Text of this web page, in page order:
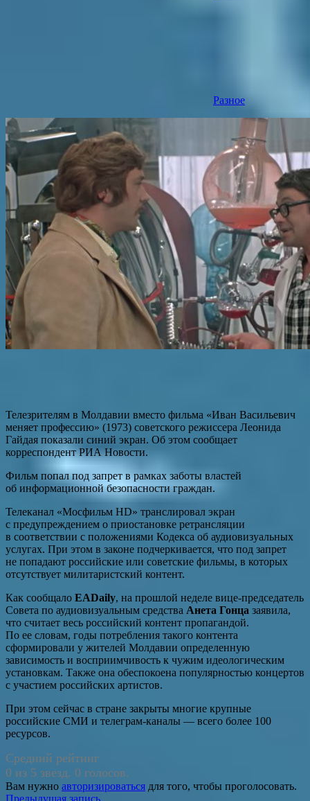
Разное
Телезрителям в Молдавии вместо фильма «Иван Васильевич
меняет профессию» (1973) советского режиссера Леонида
Гайдая показали синий экран. Об этом сообщает
корреспондент РИА Новости.
Фильм попал под запрет в рамках заботы властей
об информационной безопасности граждан.
Телеканал «Мосфильм HD» транслировал экран
с предупреждением о приостановке ретрансляции
в соответствии с положениями Кодекса об аудиовизуальных
услугах. При этом в законе подчеркивается, что под запрет
не попадают российские или советские фильмы, в которых
отсутствует милитаристский контент.
Как сообщало EADaily, на прошлой неделе вице-председатель
Совета по аудиовизуальным средства Анета Гонца заявила,
что считает весь российский контент пропагандой.
По ее словам, годы потребления такого контента
сформировали у жителей Молдавии определенную
зависимость и восприимчивость к чужим идеологическим
установкам. Также она обеспокоена популярностью концертов
с участием российских артистов.
При этом сейчас в стране закрыты многие крупные
российские СМИ и телеграм-каналы — всего более 100
ресурсов.
Средний рейтинг
0 из 5 звезд. 0 голосов.
Вам нужно авторизироваться для того, чтобы проголосовать.
Предыдущая запись